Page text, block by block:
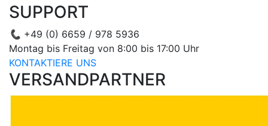
SUPPORT
📞 +49 (0) 6659 / 978 5936
Montag bis Freitag von 8:00 bis 17:00 Uhr
KONTAKTIERE UNS
VERSANDPARTNER